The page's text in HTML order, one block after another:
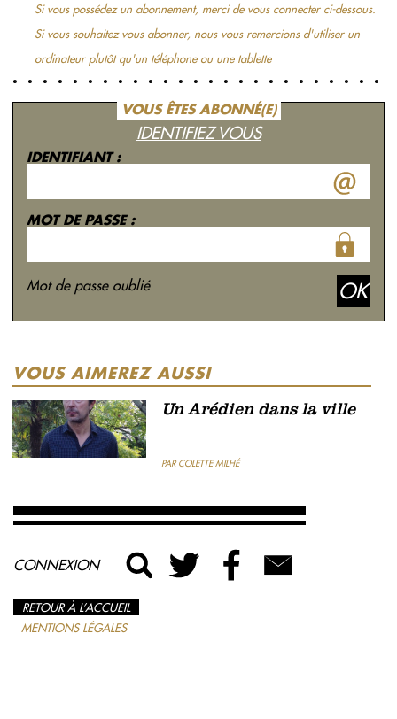
Si vous possédez un abonnement, merci de vous connecter ci-dessous.
Si vous souhaitez vous abonner, nous vous remercions d'utiliser un
ordinateur plutôt qu'un téléphone ou une tablette
VOUS ÊTES ABONNÉ(E)
IDENTIFIEZ VOUS
IDENTIFIANT :
MOT DE PASSE :
Mot de passe oublié
VOUS AIMEREZ AUSSI
Un Arédien dans la ville
PAR COLETTE MILHÉ
CONNEXION
RETOUR À L’ACCUEIL
MENTIONS LÉGALES